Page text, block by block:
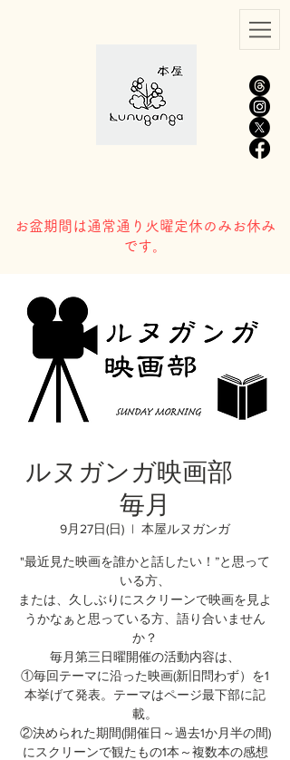
​お盆期間は通常通り火曜定休のみお休み
です。
ルヌガンガ映画部
毎月
9月27日(日)
  |
本屋ルヌガンガ
"最近見た映画を誰かと話したい！”と思って
いる方、
または、久しぶりにスクリーンで映画を見よ
うかなぁと思っている方、語り合いません
か？
毎月第三日曜開催の活動内容は、
①毎回テーマに沿った映画(新旧問わず）を1
本挙げて発表。テーマはページ最下部に記
載。
②決められた期間(開催日～過去1か月半の間)
にスクリーンで観たもの1本～複数本の感想